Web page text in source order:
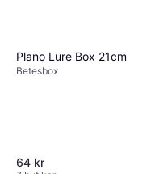
Plano Lure Box 21cm
Betesbox
64 kr